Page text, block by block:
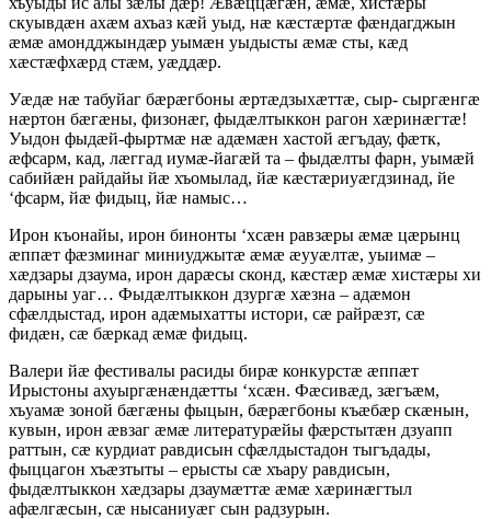
скуывдæн ахæм ахъаз кæй уыд, нæ кæстæртæ фæндагджын
æмæ амондджындæр уымæн уыдысты æмæ сты, кæд
хæстæфхæрд стæм, уæддæр.
Уæдæ нæ табуйаг бæрæгбоны æртæдзыхæттæ, сыр- сыргæнгæ
нæртон бæгæны, физонæг, фыдæлтыккон рагон хæринæгтæ!
Уыдон фыдæй-фыртмæ нæ адæмæн хастой æгъдау, фæтк,
æфсарм, кад, лæггад иумæ-йагæй та – фыдæлты фарн, уымæй
сабийæн райдайы йæ хъомылад, йæ кæстæриуæгдзинад, йе
‘фсарм, йæ фидыц, йæ намыс…
Ирон къонайы, ирон бинонты ‘хсæн равзæры æмæ цæрынц
æппæт фæзминаг миниуджытæ æмæ æууæлтæ, уыимæ –
хæдзары дзаума, ирон дарæсы сконд, кæстæр æмæ хистæры хи
дарыны уаг… Фыдæлтыккон дзургæ хæзна – адæмон
сфæлдыстад, ирон адæмыхатты истори, сæ райрæзт, сæ
фидæн, сæ бæркад æмæ фидыц.
Валери йæ фестивалы расиды бирæ конкурстæ æппæт
Ирыстоны ахуыргæнæндæтты ‘хсæн. Фæсивæд, зæгъæм,
хъуамæ зоной бæгæны фыцын, бæрæгбоны къæбæр скæнын,
кувын, ирон æвзаг æмæ литературæйы фæрстытæн дзуапп
раттын, сæ курдиат равдисын сфæлдыстадон тыгъдады,
фыццагон хъæзтыты – ерысты сæ хъару равдисын,
фыдæлтыккон хæдзары дзаумæттæ æмæ хæринæгтыл
афæлгæсын, сæ нысаниуæг сын радзурын.